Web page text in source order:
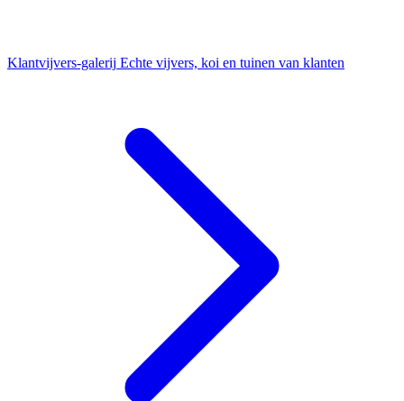
Klantvijvers-galerij Echte vijvers, koi en tuinen van klanten